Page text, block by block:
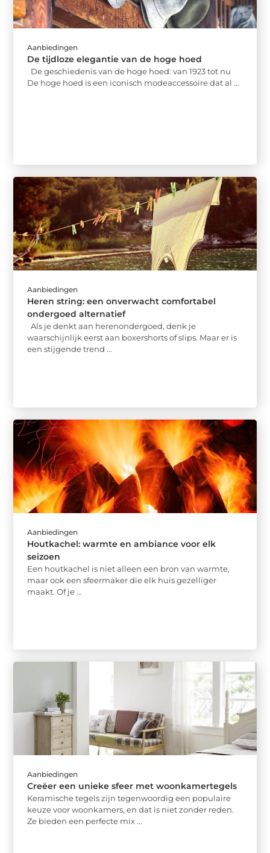
Aanbiedingen
De tijdloze elegantie van de hoge hoed
De geschiedenis van de hoge hoed: van 1923 tot nu
De hoge hoed is een iconisch modeaccessoire dat al ...
Aanbiedingen
Heren string: een onverwacht comfortabel
ondergoed alternatief
Als je denkt aan herenondergoed, denk je
waarschijnlijk eerst aan boxershorts of slips. Maar er is
een stijgende trend ...
Aanbiedingen
Houtkachel: warmte en ambiance voor elk
seizoen
Een houtkachel is niet alleen een bron van warmte,
maar ook een sfeermaker die elk huis gezelliger
maakt. Of je ...
Aanbiedingen
Creëer een unieke sfeer met woonkamertegels
Keramische tegels zijn tegenwoordig een populaire
keuze voor woonkamers, en dat is niet zonder reden.
Ze bieden een perfecte mix ...